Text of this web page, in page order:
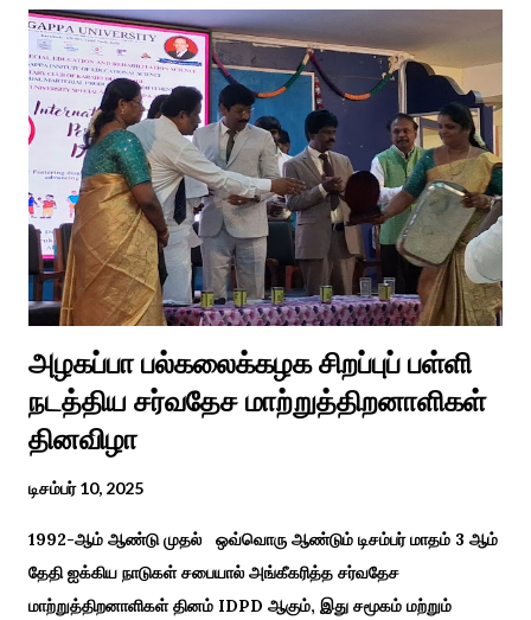
வைரலாகிகி யது. தமிழகத்தில் ஒவ்வொரு குடும்பத்திற்கும் திருமணப்
பழக்க வழக்கங்கள் ஜாதிய சமூக ரீதியாக வேறுபடும். அந்த வகையில்,
ஆராத்தி எடுக்கும் முறையும் சற்று வேறுபடுடன் தான் இருக்கும்.அப்படி
திருமணம் ஒன்றில் கொழுந்தியாள்கள் மூன்று பேர் இணைந்து
மாப்பிள்ளைக்கு ஆராத்தி எடுத்துள்ளனர். அப்போது மாப்பிள்ளையைக்
கேலியாக நகைச்சுவை உணர்வு பொங்க பாடிய வரிகளை வைத்து
அவர்கள் பாடிய பாடல் இணையதளத்தில் வைரலாகிறது.“மாடு மேய்த்த
மச்சான்” என...
அழகப்பா பல்கலைக்கழக சிறப்புப் பள்ளி
நடத்திய சர்வதேச மாற்றுத்திறனாளிகள்
தினவிழா
டிசம்பர் 10, 2025
1992-ஆம் ஆண்டு முதல் ஒவ்வொரு ஆண்டும் டிசம்பர் மாதம் 3 ஆம்
தேதி ஐக்கிய நாடுகள் சபையால் அங்கீகரித்த சர்வதேச
மாற்றுத்திறனாளிகள் தினம் IDPD ஆகும், இது சமூகம் மற்றும்